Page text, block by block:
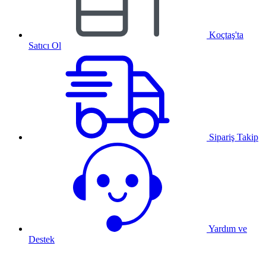
Koçtaş'ta
Satıcı Ol
Sipariş Takip
Yardım ve
Destek